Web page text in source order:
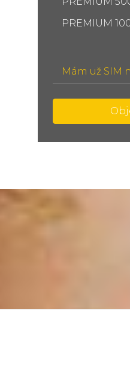
PREMIUM
Mám už SIM